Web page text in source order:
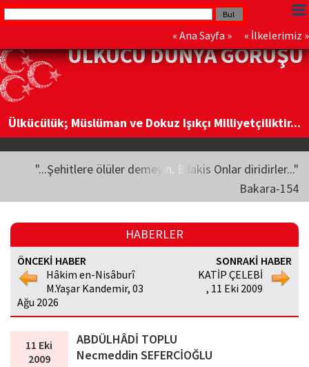
« Ana Sayfa » « İlkelerimiz »
ÜLKÜCÜ DÜNYA GÖRÜŞÜ
Ülkücülük; Müslüman ve Dokuz Işıkçı Milliyetçiliktir...
"...Şehitlere ölüler demeyin. Bilakis Onlar diridirler..."
Bakara-154
HABERLER
ÖNCEKİ HABER
Hâkim en-Nisâburî
M.Yaşar Kandemir, 03
Ağu 2026
SONRAKİ HABER
KATİP ÇELEBİ
, 11 Eki 2009
11 Eki
2009
ABDÜLHÂDİ TOPLU
Necmeddin SEFERCİOĞLU